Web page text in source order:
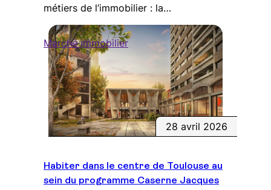
métiers de l’immobilier : la…
Marché immobilier
28 avril 2026
Habiter dans le centre de Toulouse au
sein du programme Caserne Jacques